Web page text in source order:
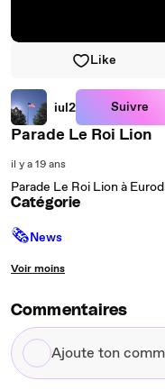
Like
iul2 Suivre
Parade Le Roi Lion
il y a 19 ans
Parade Le Roi Lion à
Catégorie
🗞News
Voir moins
Commentaires
Ajoute
ton